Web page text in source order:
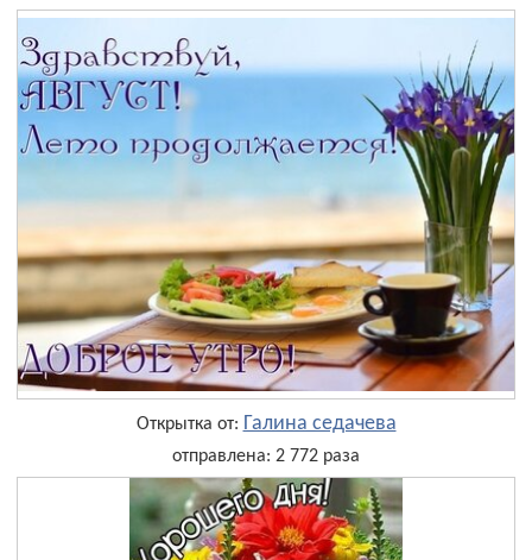
Открытка от: Галина седачева
отправлена: 2 772 раза